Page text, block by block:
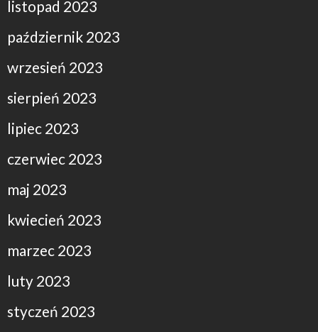
listopad 2023
październik 2023
wrzesień 2023
sierpień 2023
lipiec 2023
czerwiec 2023
maj 2023
kwiecień 2023
marzec 2023
luty 2023
styczeń 2023